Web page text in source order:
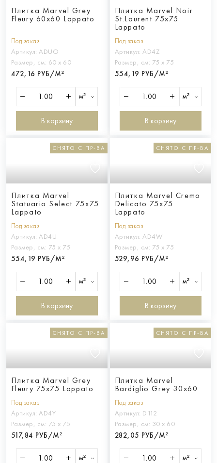
Плитка Marvel Grey
Fleury 60x60 Lappato
Под заказ
Артикул: ADUO
Размер, см: 60 х 60
472,16 РУБ/М²
м²
В корзину
Плитка Marvel Noir
St.Laurent 75x75
Lappato
Под заказ
Артикул: AD4Z
Размер, см: 75 х 75
554,19 РУБ/М²
м²
В корзину
СНЯТО С ПР-ВА
Плитка Marvel
Statuario Select 75x75
Lappato
Под заказ
Артикул: AD4U
Размер, см: 75 х 75
554,19 РУБ/М²
м²
В корзину
СНЯТО С ПР-ВА
Плитка Marvel Cremo
Delicato 75x75
Lappato
Под заказ
Артикул: AD4W
Размер, см: 75 х 75
529,96 РУБ/М²
м²
В корзину
СНЯТО С ПР-ВА
Плитка Marvel Grey
Fleury 75x75 Lappato
Под заказ
Артикул: AD4Y
Размер, см: 75 х 75
517,84 РУБ/М²
м²
СНЯТО С ПР-ВА
Плитка Marvel
Bardiglio Grey 30x60
Под заказ
Артикул: D112
Размер, см: 30 х 60
282,05 РУБ/М²
м²